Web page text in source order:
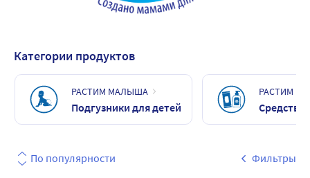
Категории продуктов
РАСТИМ МАЛЫША
Подгузники для детей
РАСТИМ
Средства
По популярности Фильтры